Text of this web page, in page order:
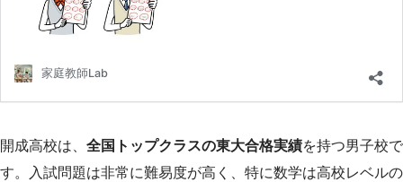
開成高校は、 全国トップクラスの東大合格実績を持つ男子校で
す。入試問題は非常に難易度が高く、特に数学は高校レベルの